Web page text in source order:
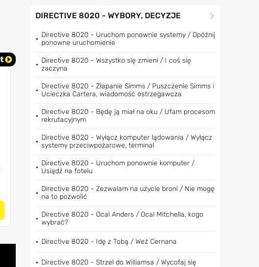
DIRECTIVE 8020 - WYBORY, DECYZJE
Directive 8020 - Uruchom ponownie systemy / Opóźnij
ponowne uruchomienie
Directive 8020 - Wszystko się zmieni / I coś się
zaczyna
Directive 8020 - Złapanie Simms / Puszczenie Simms i
Ucieczka Cartera, wiadomość ostrzegawcza
Directive 8020 - Będę ją miał na oku / Ufam procesom
rekrutacyjnym
Directive 8020 - Wyłącz komputer lądowania / Wyłącz
systemy przeciwpożarowe, terminal
Directive 8020 - Uruchom ponownie komputer /
Usiądź na fotelu
Directive 8020 - Zezwalam na użycie broni / Nie mogę
na to pozwolić
Directive 8020 - Ocal Anders / Ocal Mitchella, kogo
wybrać?
Directive 8020 - Idę z Tobą / Weź Cernana
Directive 8020 - Strzel do Williamsa / Wycofaj się